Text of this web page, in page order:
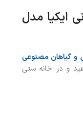
ایکیا مدل
و گیاهان مصنوعی
و در خانه ستی